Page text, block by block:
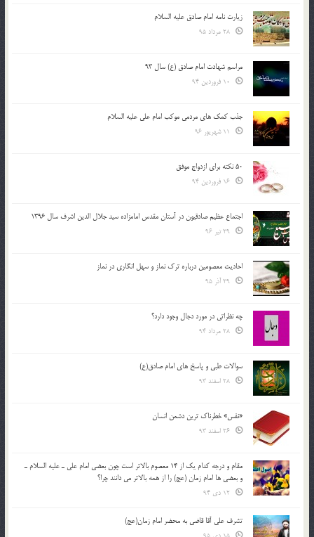
زیارت نامه امام صادق علیه السلام
مراسم شهادت امام صادق (ع) سال 93
جذب کمک های مردمی موکب امام علی علیه السلام
50 نکته برای ازدواج موفق
اجتماع عظیم صادقیون در آستان مقدس امامزاده سید جلال الدین اشرف سال 1396
احادیث معصومین درباره ترک نماز و سهل انگاری در نماز
چه نظراتی در مورد دجال وجود دارد؟
سوالات طبی و پاسخ های امام صادق(ع)
«نفس» خطرناک ترین دشمن انسان
مقام و درجه كدام يك از 14 معصوم بالاتر است چون بعضي امام علي ـ عليه السلام ـ
و بعضي ها امام زمان (عج) را از همه بالاتر مي دانند چرا؟
تشرف علي آقا قاضي به محضر امام زمان(عج)